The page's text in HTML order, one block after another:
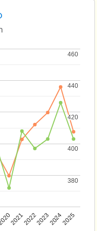
20212022202320242025
380
380
400
400
420
420
440
440
460
460